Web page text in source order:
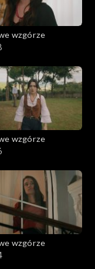
wzgórze
wzgórze
wzgórze